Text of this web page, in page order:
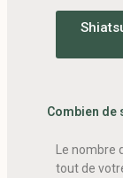
Combien de
Le
tout de